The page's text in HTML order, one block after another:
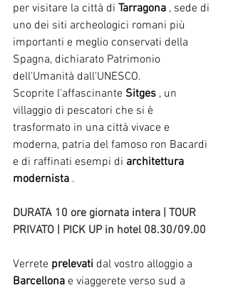
per visitare la città di Tarragona , sede di
uno dei siti archeologici romani più
importanti e meglio conservati della
Spagna, dichiarato Patrimonio
dell'Umanità dall'UNESCO.
Scoprite l'affascinante Sitges , un
villaggio di pescatori che si è
trasformato in una città vivace e
moderna, patria del famoso ron Bacardi
e di raffinati esempi di architettura
modernista .
DURATA 10 ore giornata intera | TOUR
PRIVATO | PICK UP in hotel 08.30/09.00
Verrete prelevati dal vostro alloggio a
Barcellona e viaggerete verso sud a